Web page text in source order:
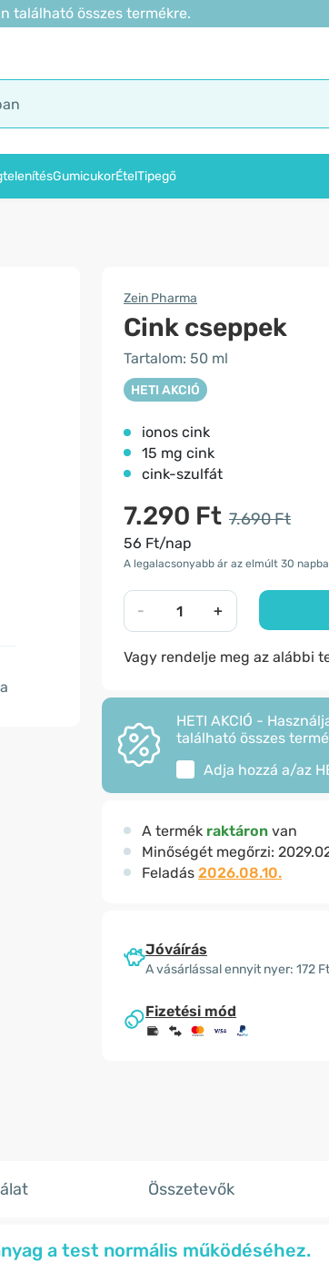
található összes termékre.
GumicukorÉtelTipegő
Zein Pharma
Cink cseppek
Tartalom: 50 ml
HETI AKCIÓ
ionos cink
15 mg cink
cink-szulfát
7.290 Ft 7.690 Ft
56 Ft/nap
A legalacsonyabb ár az elmúlt 30
- +
Vagy rendelje meg az alábbi
HETI AKCIÓ -
található összes
Adja hozzá a/az
A termék raktáron van
Minőségét megőrzi:
Feladás 2026.08.10.
Jóváírás
A vásárlással ennyit nyer: 172 Ft
Fizetési mód
Összetevők
a test normális működéséhez.